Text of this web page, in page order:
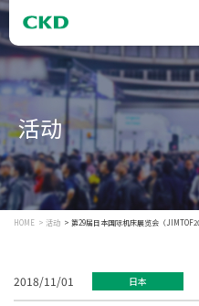
活动
HOME 活动 第29届日本国际机床展览会（
2018/11/01 日本